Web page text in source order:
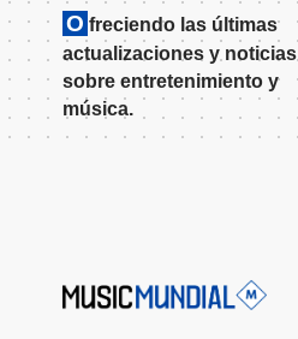
O freciendo las últimas
actualizaciones y noticias
sobre entretenimiento y
música.